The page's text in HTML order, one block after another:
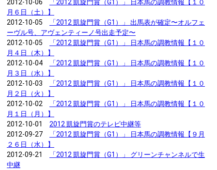
2012-10-06
「2012 凱旋門賞（G1）」 日本馬の調教情報【１０
月６日（土）】
2012-10-05
「2012 凱旋門賞（G1）」 出馬表が確定〜オルフェ
ーヴル号、アヴェンティーノ号出走予定〜
2012-10-05
「2012 凱旋門賞（G1）」 日本馬の調教情報【１０
月４日（木）】
2012-10-04
「2012 凱旋門賞（G1）」 日本馬の調教情報【１０
月３日（水）】
2012-10-03
「2012 凱旋門賞（G1）」 日本馬の調教情報【１０
月２日（火）】
2012-10-02
「2012 凱旋門賞（G1）」 日本馬の調教情報【１０
月１日（月）】
2012-10-01 2012 凱旋門賞のテレビ中継等
2012-09-27
「2012 凱旋門賞（G1）」 日本馬の調教情報【９月
２６日（水）】
2012-09-21
「2012 凱旋門賞（G1）」 グリーンチャンネルで生
中継